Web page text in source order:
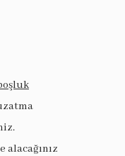
alacağınız